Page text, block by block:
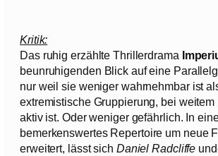
Kritik:
Das ruhig erzählte Thrillerdrama
beunruhigenden Blick auf eine
nur weil sie weniger wahrnehmbar ist
extremistische Gruppierung, bei
aktiv ist. Oder weniger gefährlich. In
bemerkenswertes Repertoire um neue
erweitert, lässt sich Daniel Radcliffe